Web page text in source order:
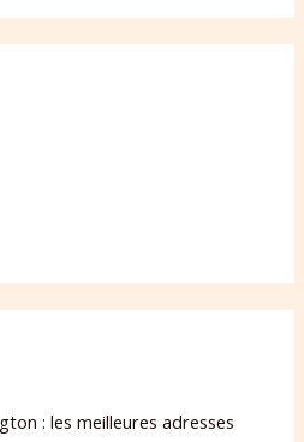
: les meilleures adresses